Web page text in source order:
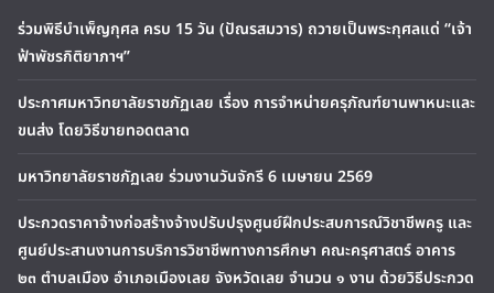
ร่วมพิธีบำเพ็ญกุศล ครบ 15 วัน (ปัณรสมวาร) ถวายเป็นพระกุศลแด่ “เจ้า
ฟ้าพัชรกิติยาภาฯ”
ประกาศมหาวิทยาลัยราชภัฏเลย เรื่อง การจำหน่ายครุภัณฑ์ยานพาหนะและ
ขนส่ง โดยวิธีขายทอดตลาด
มหาวิทยาลัยราชภัฏเลย ร่วมงานวันจักรี 6 เมษายน 2569
ประกวดราคาจ้างก่อสร้างจ้างปรับปรุงศูนย์ฝึกประสบการณ์วิชาชีพครู และ
ศูนย์ประสานงานการบริการวิชาชีพทางการศึกษา คณะครุศาสตร์ อาคาร
๒๓ ตำบลเมือง อำเภอเมืองเลย จังหวัดเลย จำนวน ๑ งาน ด้วยวิธีประกวด